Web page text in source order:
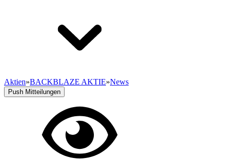
Aktien»BACKBLAZE AKTIE»News
Push Mitteilungen